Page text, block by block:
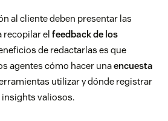
al cliente deben presentar las
recopilar el feedback de los
de redactarlas es que
agentes cómo hacer unaencuesta
utilizar y dónde registrar
insights valiosos.